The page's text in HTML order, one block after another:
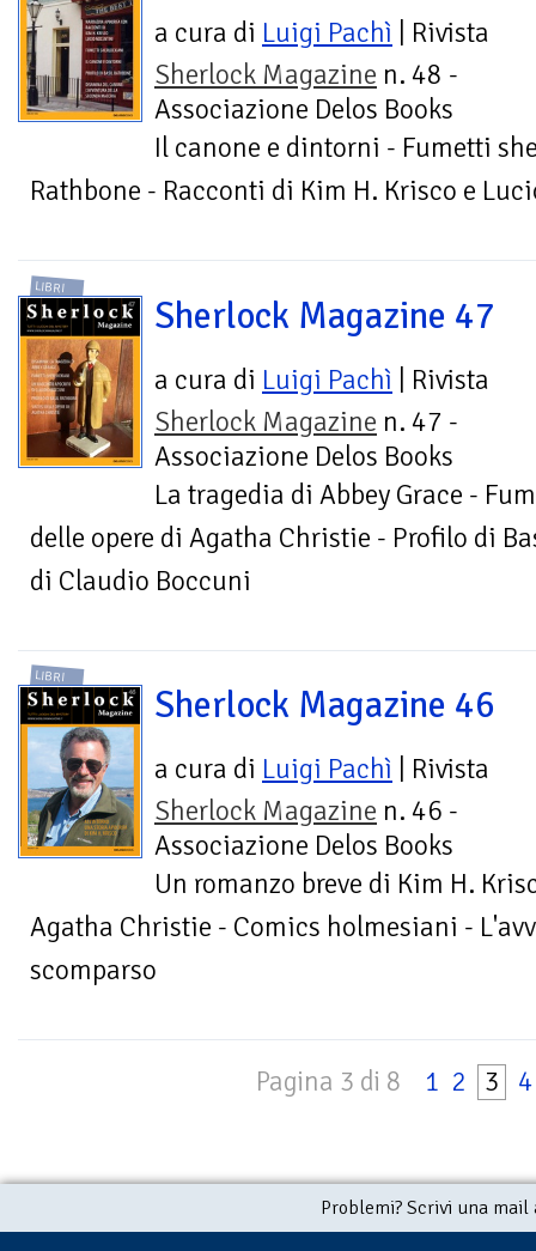
a cura di Luigi Pachì | Rivista
Sherlock Magazine n. 48 -
Associazione Delos Books
Il canone e dintorni - Fumetti
Rathbone - Racconti di Kim H. Krisco e
LIBRI
Sherlock Magazine 47
a cura di Luigi Pachì | Rivista
Sherlock Magazine n. 47 -
Associazione Delos Books
La tragedia di Abbey Grace -
delle opere di Agatha Christie - Profilo di
di Claudio Boccuni
LIBRI
Sherlock Magazine 46
a cura di Luigi Pachì | Rivista
Sherlock Magazine n. 46 -
Associazione Delos Books
Un romanzo breve di Kim H.
Agatha Christie - Comics holmesiani -
scomparso
Pagina 3 di 8 1 2 3 4
Problemi? Scrivi una